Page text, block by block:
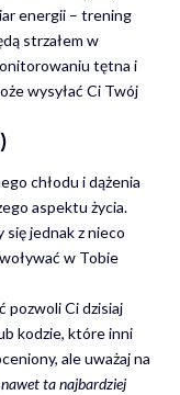
energii – trening
strzałem w
tętna i
wysyłać Ci Twój
chłodu i dążenia
aspektu życia.
jednak z nieco
w Tobie
pozwoli Ci dzisiaj
kodzie, które inni
ale uważaj na
ta najbardziej